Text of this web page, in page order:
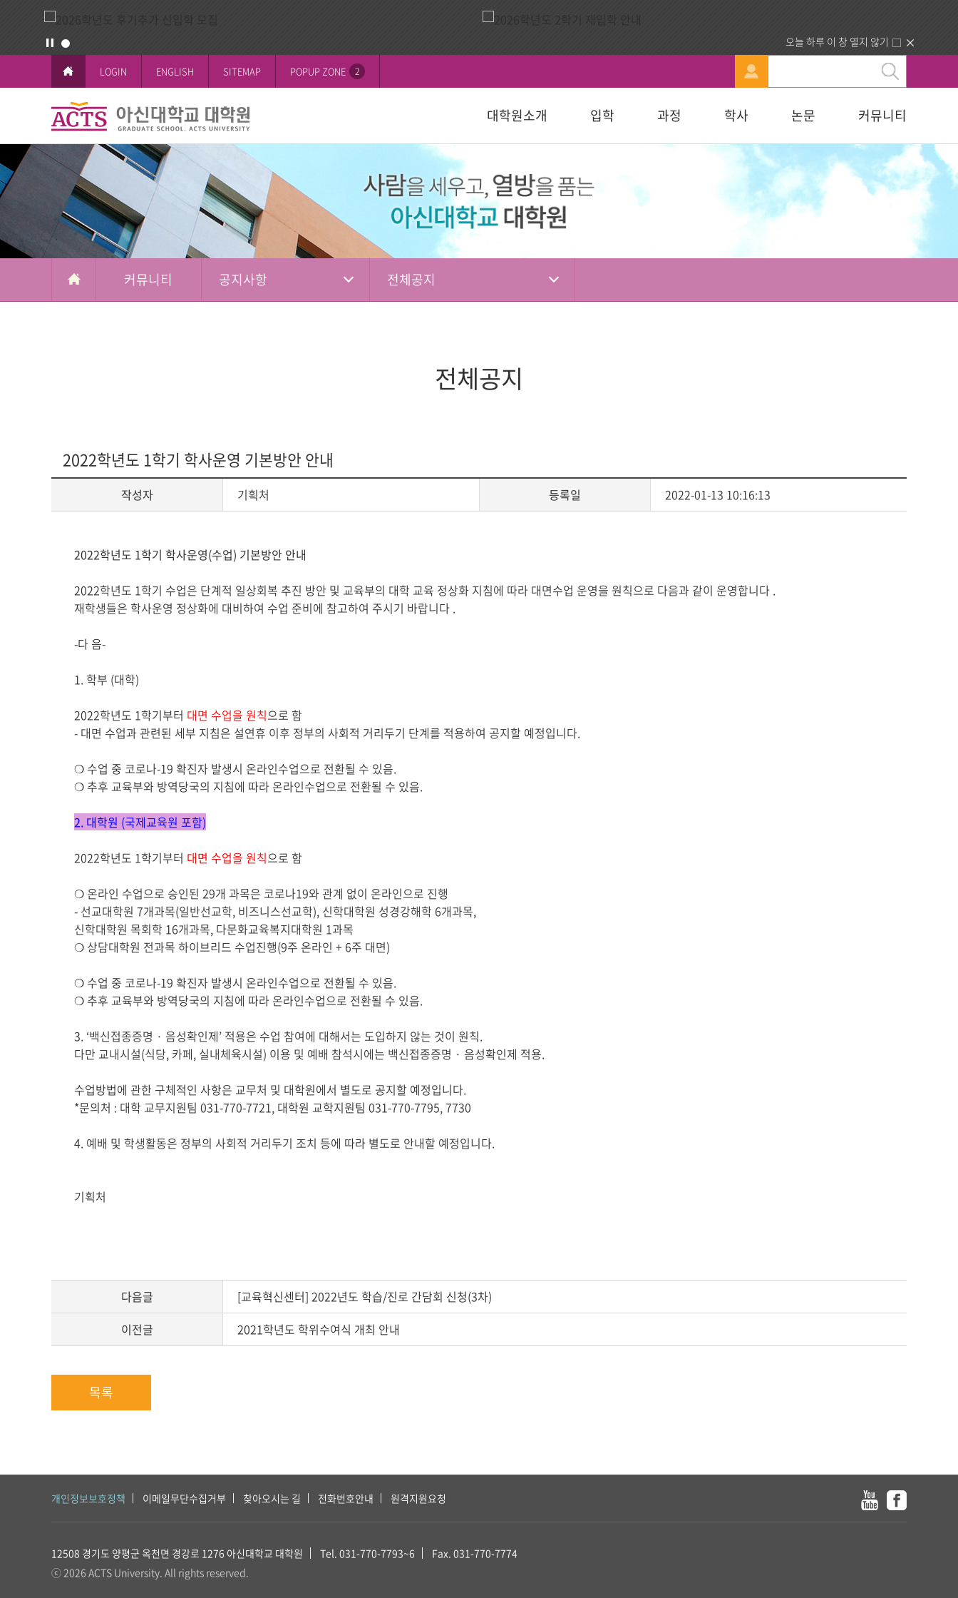
오늘 하루 이 창 열지 않기
LOGIN ENGLISH SITEMAP POPUP ZONE 2
대학원소개
교육이념과 비전
교육대학원
복지대학원
행정부서 안내
찾아오시는길
입학
공지사항 모집요강
일반대학원
신학대학원
선교대학원
교육대학원
상담대학원
다문화교육복지대학원
묻고답하기
합격자조회/고지서출력
입학원서접수
과정
일반대학원
철학박사(Ph.D.)
신학박사(Th.D.)
석박사통합과정
석사과정
신학대학원
성경강해학(Th.M.)
목회학석사
문학석사
교육대학원
교육학석사
다문화교육복지대학원
학사
학사일정 학칙 및 규정 휴·복학 안내
시험 및 성적안내 장학안내
논문
논문작성안내 논문심사일정 연구윤리자료실
커뮤니티
공지사항
전체공지
일반대학원
신학대학원
선교대학원
교육대학원
상담대학원
묻고답하기 청빙게시판
뮤
니
티
커뮤니티 공지사항 전체공지
전체공지
2022학년도 1학기 학사운영 기본방안 안내
작성자 기획처 등록일 2022-01-13 10:16:13
게
글
본
2022학년도 1학기 학사운영(수업) 기본방안 안내
2022학년도 1학기 수업은 단계적 일상회복 추진 방안 및 교육부의 대학 교육 정상화 지침에 따라 대면수업 운영을 원칙으로 다음과 같이 운영합니다 .
재학생들은 학사운영 정상화에 대비하여 수업 준비에 참고하여 주시기 바랍니다 .
-다 음-
1. 학부 (대학)
2022학년도 1학기부터 대면 수업을 원칙으로 함
- 대면 수업과 관련된 세부 지침은 설연휴 이후 정부의 사회적 거리두기 단계를 적용하여 공지할 예정입니다.
❍ 수업 중 코로나-19 확진자 발생시 온라인수업으로 전환될 수 있음.
❍ 추후 교육부와 방역당국의 지침에 따라 온라인수업으로 전환될 수 있음.
2. 대학원 (국제교육원 포함)
2022학년도 1학기부터 대면 수업을 원칙으로 함
❍ 온라인 수업으로 승인된 29개 과목은 코로나19와 관계 없이 온라인으로 진행
- 선교대학원 7개과목(일반선교학, 비즈니스선교학), 신학대학원 성경강해학 6개과목,
신학대학원 목회학 16개과목, 다문화교육복지대학원 1과목
❍ 상담대학원 전과목 하이브리드 수업진행(9주 온라인 + 6주 대면)
❍ 수업 중 코로나-19 확진자 발생시 온라인수업으로 전환될 수 있음.
❍ 추후 교육부와 방역당국의 지침에 따라 온라인수업으로 전환될 수 있음.
3. ‘백신접종증명 · 음성확인제’ 적용은 수업 참여에 대해서는 도입하지 않는 것이 원칙.
다만 교내시설(식당, 카페, 실내체육시설) 이용 및 예배 참석시에는 백신접종증명 · 음성확인제 적용.
수업방법에 관한 구체적인 사항은 교무처 및 대학원에서 별도로 공지할 예정입니다.
*문의처 : 대학 교무지원팀 031-770-7721, 대학원 교학지원팀 031-770-7795, 7730
4. 예배 및 학생활동은 정부의 사회적 거리두기 조치 등에 따라 별도로 안내할 예정입니다.
기획처
다음글
[교육혁신센터] 2022년도 학습/진로 간담회 신청(3차)
이전글
2021학년도 학위수여식 개최 안내
목록
개인정보보호정책 이메일무단수집거부 찾아오시는 길 전화번호안내 원격지원요청
12508 경기도 양평군 옥천면 경강로 1276 아신대학교 대학원 Tel. 031-770-7793~6
Fax. 031-770-7774
ⓒ 2026 ACTS University. All rights reserved.